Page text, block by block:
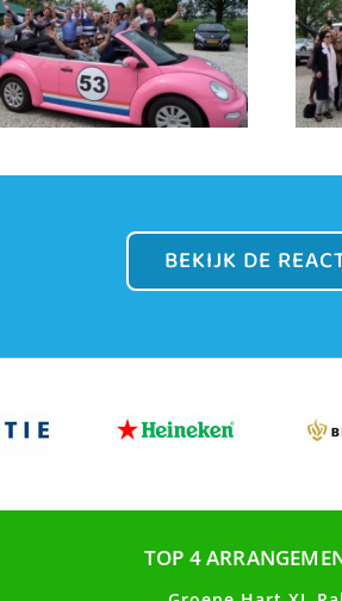
BEKIJK DE
TOP 4